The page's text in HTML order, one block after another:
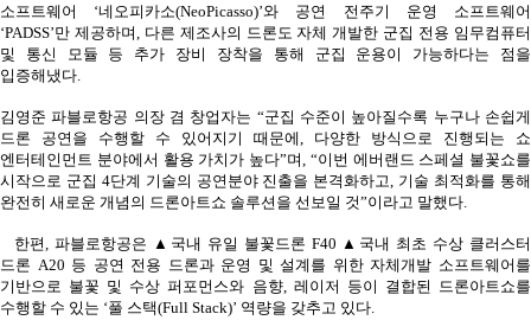
소프트웨어 ‘네오피카소(NeoPicasso)’와 공연 전주기 운영 소프트웨어
‘PADSS’만 제공하며
다른 제조사의 드론도 자체 개발한 군집 전용 임무컴퓨터
및 통신 모듈 등 추가 장비 장착을 통해 군집 운용이 가능하다는 점을
입증해냈다
김영준 파블로항공 의장 겸 창업자는 “군집 수준이 높아질수록 누구나 손쉽게
드론 공연을 수행할 수 있어지기 때문에
다양한 방식으로 진행되는 쇼
엔터테인먼트 분야에서 활용 가치가 높다”며 , “이번 에버랜드 스페셜 불꽃쇼를
시작으로 군집 4단계 기술의 공연분야 진출을 본격화하고
기술 최적화를 통해
완전히 새로운 개념의 드론아트쇼 솔루션을 선보일 것”이라고 말했다
한편 ,파블로항공은 ▲국내 유일 불꽃드론 F40 ▲국내 최초 수상 클러스터
드론 A20 등 공연 전용 드론과 운영 및 설계를 위한 자체개발 소프트웨어를
기반으로 불꽃 및 수상 퍼포먼스와 음향, 레이저 등이 결합된 드론아트쇼를
수행할 수 있는 ‘풀 스택(Full Stack)’ 역량을 갖추고 있다